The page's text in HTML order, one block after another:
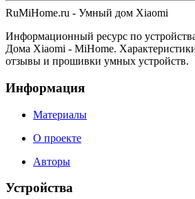
RuMiHome.ru - Умный дом Xiaomi
Информационный ресурс по
Дома Xiaomi - MiHome.
отзывы и прошивки умных устройств.
Информация
Материалы
О проекте
Авторы
Устройства